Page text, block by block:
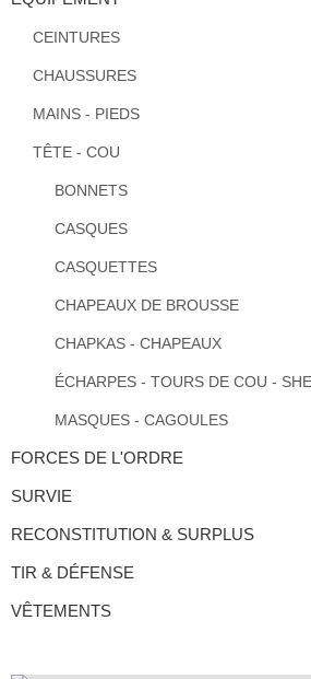
CEINTURES
CHAUSSURES
MAINS - PIEDS
TÊTE - COU
BONNETS
CASQUES
CASQUETTES
CHAPEAUX DE BROUSSE
CHAPKAS - CHAPEAUX
ÉCHARPES - TOURS DE COU -
MASQUES - CAGOULES
FORCES DE L'ORDRE
SURVIE
RECONSTITUTION & SURPLUS
TIR & DÉFENSE
VÊTEMENTS